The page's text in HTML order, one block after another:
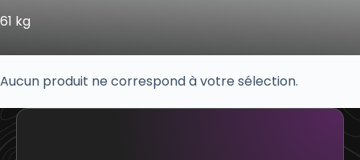
61 kg
Aucun produit ne correspond à votre sélection.